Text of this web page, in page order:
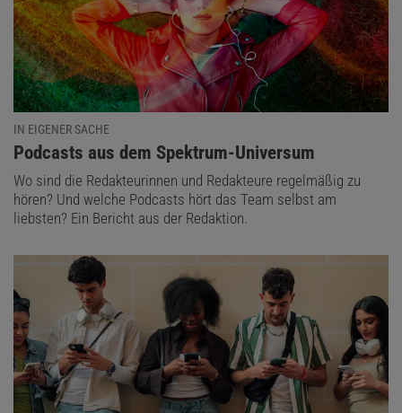
IN EIGENER SACHE
:
Podcasts aus dem Spektrum-Universum
Wo sind die Redakteurinnen und Redakteure regelmäßig zu
hören? Und welche Podcasts hört das Team selbst am
liebsten? Ein Bericht aus der Redaktion.